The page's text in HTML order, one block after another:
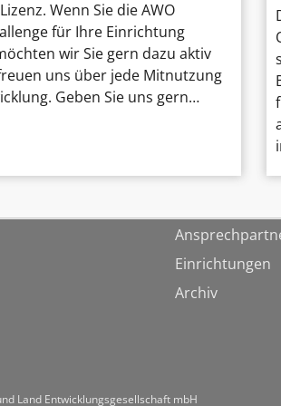
Wenn Sie die AWO
für Ihre Einrichtung
wir Sie gern dazu aktiv
uns über jede Mitnutzung
Geben Sie uns gern…
Einrichtungen
Archiv
Land Entwicklungsgesellschaft mbH